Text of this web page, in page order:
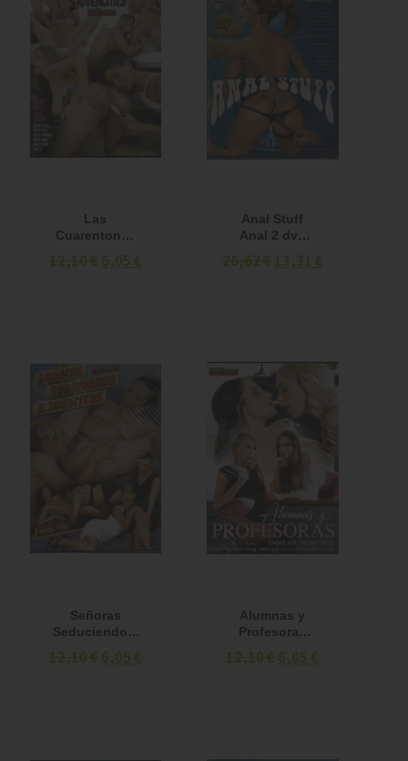
Las
Cuarentonas
las
12,10 € 6,05 €
Anal Stuff
Anal 2 dvd
26,62 € 13,31 €
Señoras
Seduciendo a
12,10 € 6,05 €
Alumnas y
Profesoras
12,10 €6,05 €